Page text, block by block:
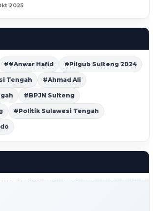
2025
##Anwar Hafid #Pilgub Sulteng 2024
Tengah #Ahmad Ali
#BPJN Sulteng
#Politik Sulawesi Tengah